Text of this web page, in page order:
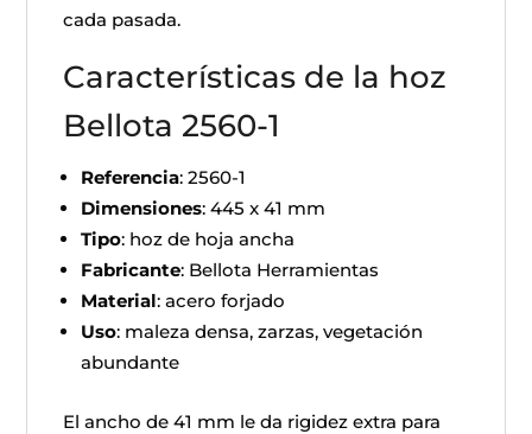
cada pasada.
Características de la hoz
Bellota 2560-1
Referencia: 2560-1
Dimensiones: 445 x 41 mm
Tipo: hoz de hoja ancha
Fabricante: Bellota Herramientas
Material: acero forjado
Uso: maleza densa, zarzas, vegetación
abundante
El ancho de 41 mm le da rigidez extra para